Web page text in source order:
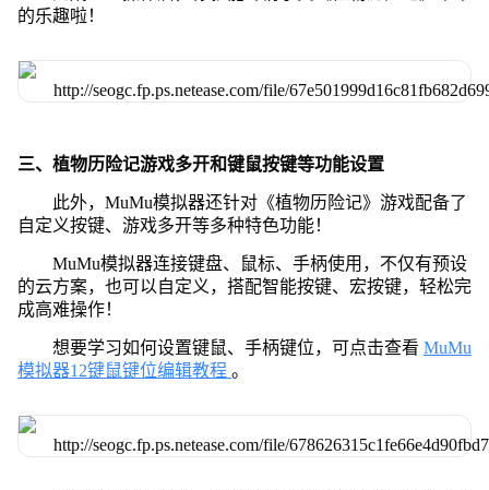
的乐趣啦！
三、植物历险记游戏多开和键鼠按键等功能设置
此外，MuMu模拟器还针对《植物历险记》游戏配备了
自定义按键、游戏多开等多种特色功能！
MuMu模拟器连接键盘、鼠标、手柄使用，不仅有预设
的云方案，也可以自定义，搭配智能按键、宏按键，轻松完
成高难操作！
想要学习如何设置键鼠、手柄键位，可点击查看 MuMu
模拟器12键鼠键位编辑教程 。